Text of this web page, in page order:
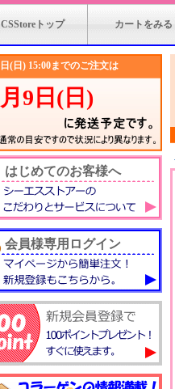
CSStoreトップ カートをみる
はじめてのお客様へ
会員様専用ログイン